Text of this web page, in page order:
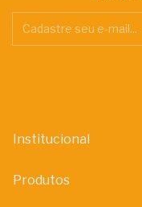
Institucional
Produtos